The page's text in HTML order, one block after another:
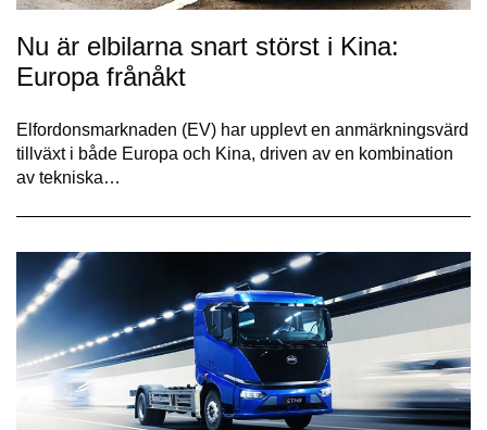
Nu är elbilarna snart störst i Kina:
Europa frånåkt
Elfordonsmarknaden (EV) har upplevt en anmärkningsvärd
tillväxt i både Europa och Kina, driven av en kombination
av tekniska…